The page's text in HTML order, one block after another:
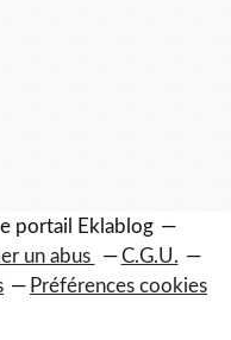
portail Eklablog
un abus
C.G.U.
Préférences cookies